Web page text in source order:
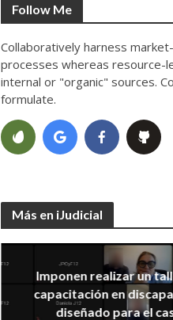
Follow Me
Collaboratively harness
processes whereas resource-
internal or "organic" sources.
formulate.
Más en iJudicial
Imponen realizar un
capacitación en
diseñado para el